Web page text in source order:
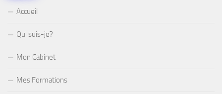
Accueil
Qui suis-je?
Mon Cabinet
Mes Formations